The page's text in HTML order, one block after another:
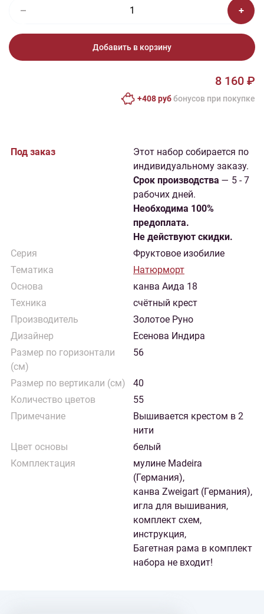
Добавить в корзину
8 160 ₽
+408 руббонусов при покупке
Под заказ
Этот набор собирается по
индивидуальному заказу.
Cрок производства — 5 - 7
рабочих дней.
Необходима 100%
предоплата.
Не действуют скидки.
Серия
Фруктовое изобилие
Тематика
Натюрморт
Основа
канва Аида 18
Техника
счётный крест
Производитель
Золотое Руно
Дизайнер
Есенова Индира
Размер по горизонтали
(см)
56
Размер по вертикали (см)
40
Количество цветов
55
Примечание
Вышивается крестом в 2
нити
Цвет основы
белый
Комплектация
мулине Madeira
(Германия),
канва Zweigart (Германия),
игла для вышивания,
комплект схем,
инструкция,
Багетная рама в комплект
набора не входит!